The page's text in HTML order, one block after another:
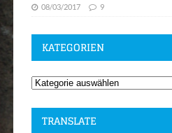
08/03/2017 9
KATEGORIEN
TRANSLATE